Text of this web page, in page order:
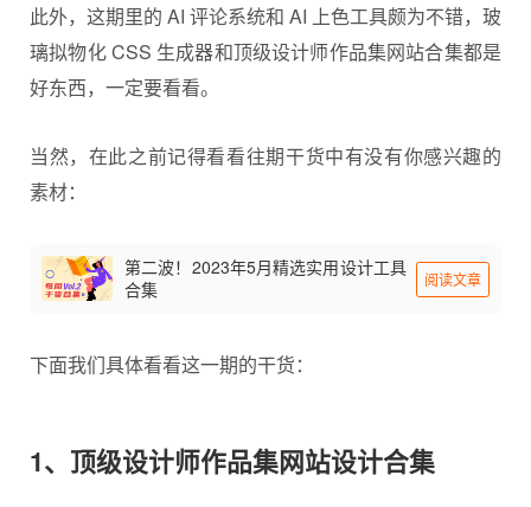
此外，这期里的 AI 评论系统和 AI 上色工具颇为不错，玻
璃拟物化 CSS 生成器和顶级设计师作品集网站合集都是
好东西，一定要看看。
当然，在此之前记得看看往期干货中有没有你感兴趣的
素材：
第二波！2023年5月精选实用设计工具
合集
阅读文章
下面我们具体看看这一期的干货：
1、顶级设计师作品集网站设计合集